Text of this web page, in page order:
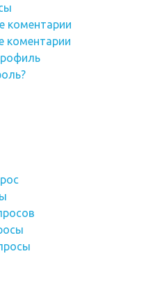
коментарии
коментарии